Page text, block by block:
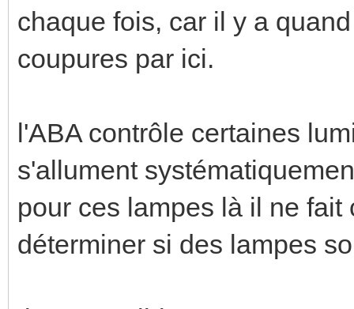
chaque fois, car il y a
coupures par ici.
l'ABA contrôle certaines
s'allument
pour ces lampes là il ne
déterminer si des lampes